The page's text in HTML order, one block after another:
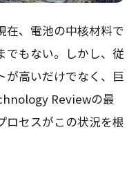
在、電池の中核材料で
でもない。しかし、従
が高いだけでなく、巨
Reviewの最
ロセスがこの状況を根